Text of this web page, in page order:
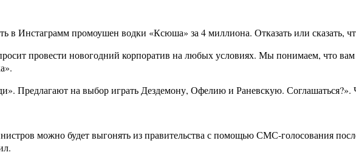
в Инстаграмм промоушен водки «Ксюша» за 4 миллиона. Отказать или сказать,
провести новогодний корпоратив на любых условиях. Мы понимаем, что
Предлагают на выбор играть Дездемону, Офелию и Раневскую. Соглашаться?».
можно будет выгонять из правительства с помощью СМС-голосования